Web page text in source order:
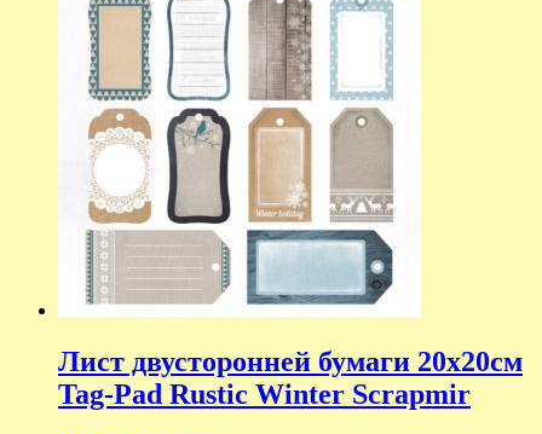
Лист двусторонней бумаги 20х20см
Tag-Pad Rustic Winter Scrapmir